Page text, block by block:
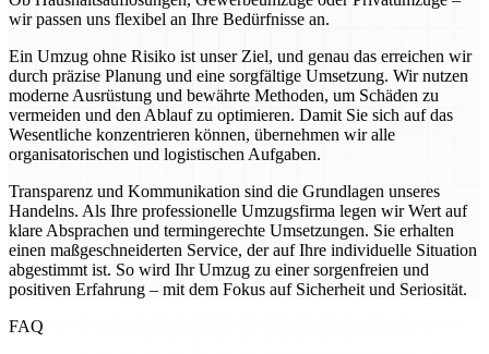
wir passen uns flexibel an Ihre Bedürfnisse an.
Ein Umzug ohne Risiko ist unser Ziel, und genau das erreichen wir
durch präzise Planung und eine sorgfältige Umsetzung. Wir nutzen
moderne Ausrüstung und bewährte Methoden, um Schäden zu
vermeiden und den Ablauf zu optimieren. Damit Sie sich auf das
Wesentliche konzentrieren können, übernehmen wir alle
organisatorischen und logistischen Aufgaben.
Transparenz und Kommunikation sind die Grundlagen unseres
Handelns. Als Ihre professionelle Umzugsfirma legen wir Wert auf
klare Absprachen und termingerechte Umsetzungen. Sie erhalten
einen maßgeschneiderten Service, der auf Ihre individuelle Situation
abgestimmt ist. So wird Ihr Umzug zu einer sorgenfreien und
positiven Erfahrung – mit dem Fokus auf Sicherheit und Seriosität.
FAQ